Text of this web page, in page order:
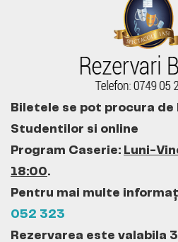
Biletele se pot procura de
Studentilor si online
Program Caserie: Luni-
18:00.
Pentru mai multe
052 323
Rezervarea este valabila